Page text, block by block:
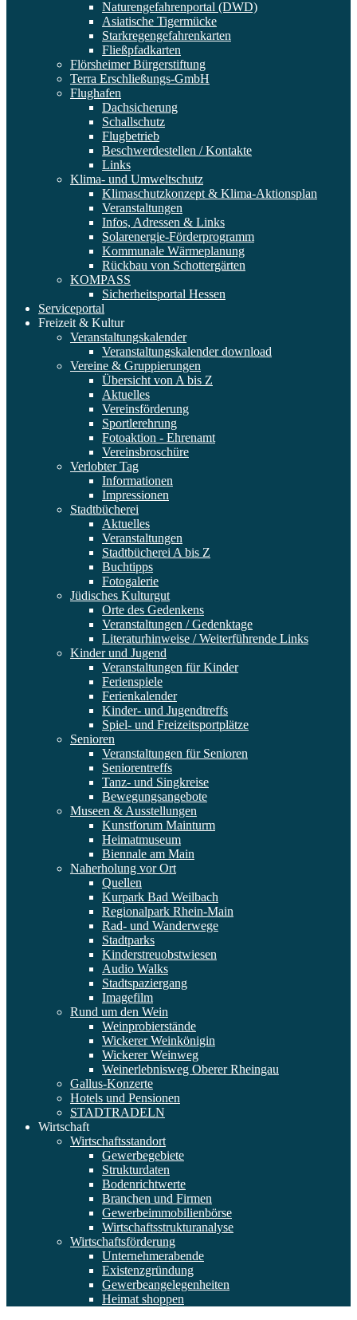
Naturengefahrenportal (DWD)
Asiatische Tigermücke
Starkregengefahrenkarten
Fließpfadkarten
Flörsheimer Bürgerstiftung
Terra Erschließungs-GmbH
Flughafen
Dachsicherung
Schallschutz
Flugbetrieb
Beschwerdestellen / Kontakte
Links
Klima- und Umweltschutz
Klimaschutzkonzept & Klima-Aktionsplan
Veranstaltungen
Infos, Adressen & Links
Solarenergie-Förderprogramm
Kommunale Wärmeplanung
Rückbau von Schottergärten
KOMPASS
Sicherheitsportal Hessen
Serviceportal
Freizeit & Kultur
Veranstaltungskalender
Veranstaltungskalender download
Vereine & Gruppierungen
Übersicht von A bis Z
Aktuelles
Vereinsförderung
Sportlerehrung
Fotoaktion - Ehrenamt
Vereinsbroschüre
Verlobter Tag
Informationen
Impressionen
Stadtbücherei
Aktuelles
Veranstaltungen
Stadtbücherei A bis Z
Buchtipps
Fotogalerie
Jüdisches Kulturgut
Orte des Gedenkens
Veranstaltungen / Gedenktage
Literaturhinweise / Weiterführende Links
Kinder und Jugend
Veranstaltungen für Kinder
Ferienspiele
Ferienkalender
Kinder- und Jugendtreffs
Spiel- und Freizeitsportplätze
Senioren
Veranstaltungen für Senioren
Seniorentreffs
Tanz- und Singkreise
Bewegungsangebote
Museen & Ausstellungen
Kunstforum Mainturm
Heimatmuseum
Biennale am Main
Naherholung vor Ort
Quellen
Kurpark Bad Weilbach
Regionalpark Rhein-Main
Rad- und Wanderwege
Stadtparks
Kinderstreuobstwiesen
Audio Walks
Stadtspaziergang
Imagefilm
Rund um den Wein
Weinprobierstände
Wickerer Weinkönigin
Wickerer Weinweg
Weinerlebnisweg Oberer Rheingau
Gallus-Konzerte
Hotels und Pensionen
STADTRADELN
Wirtschaft
Wirtschaftsstandort
Gewerbegebiete
Strukturdaten
Bodenrichtwerte
Branchen und Firmen
Gewerbeimmobilienbörse
Wirtschaftsstrukturanalyse
Wirtschaftsförderung
Unternehmerabende
Existenzgründung
Gewerbeangelegenheiten
Heimat shoppen